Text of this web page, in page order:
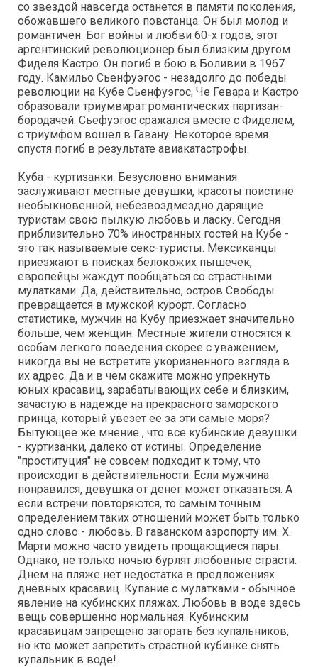
со звездой навсегда останется в памяти поколения,
обожавшего великого повстанца. Он был молод и
романтичен. Бог войны и любви 60-х годов, этот
аргентинский революционер был близким другом
Фиделя Кастро. Он погиб в бою в Боливии в 1967
году. Камильо Сьенфуэгос - незадолго до победы
революции на Кубе Сьенфуэгос, Че Гевара и Кастро
образовали триумвират романтических партизан-
бородачей. Сьефуэгос сражался вместе с Фиделем,
с триумфом вошел в Гавану. Некоторое время
спустя погиб в результате авиакатастрофы.
Куба - куртизанки. Безусловно внимания
заслуживают местные девушки, красоты поистине
необыкновенной, небезвоздмездно дарящие
туристам свою пылкую любовь и ласку. Сегодня
приблизительно 70% иностранных гостей на Кубе -
это так называемые секс-туристы. Мексиканцы
приезжают в поисках белокожих пышечек,
европейцы жаждут пообщаться со страстными
мулатками. Да, действительно, остров Свободы
превращается в мужской курорт. Согласно
статистике, мужчин на Кубу приезжает значительно
больше, чем женщин. Местные жители относятся к
особам легкого поведения скорее с уважением,
никогда вы не встретите укоризненного взгляда в
их адрес. Да и в чем скажите можно упрекнуть
юных красавиц, зарабатывающих себе и близким,
зачастую в надежде на прекрасного заморского
принца, который увезет ее за эти самые моря?
Бытующее же мнение , что все кубинские девушки
- куртизанки, далеко от истины. Определение
"проституция" не совсем подходит к тому, что
происходит в действительности. Если мужчина
понравился, девушка от денег может отказаться. А
если встречи повторяются, то самым точным
определением таких отношений может быть только
одно слово - любовь. В гаванском аэропорту им. X.
Марти можно часто увидеть прощающиеся пары.
Однако, не только ночью бурлят любовные страсти.
Днем на пляже нет недостатка в предложениях
дневных красавиц. Купание с мулатками - обычное
явление на кубинских пляжах. Любовь в воде здесь
вещь совершенно нормальная. Кубинским
красавицам запрещено загорать без купальников,
но кто может запретить страстной кубинке снять
купальник в воде!